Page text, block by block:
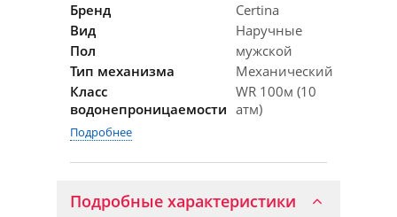
Бренд
Certina
Вид
Наручные
Пол
мужской
Тип механизма
Механический
Класс
водонепроницаемости
WR 100м (10
атм)
Подробнее
Подробные характеристики